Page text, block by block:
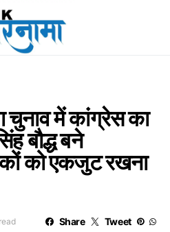
चुनाव में कांग्रेस का
बौद्ध बने
को एकजुट रखना
Share Tweet